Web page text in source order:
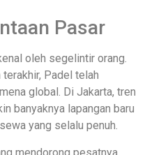
Pasar
oleh segelintir orang.
terakhir, Padel telah
global. Di Jakarta, tren
banyaknya lapangan baru
yang selalu penuh.